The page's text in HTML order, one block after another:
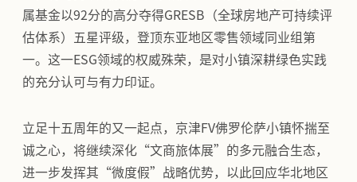
属基金以92分的高分夺得GRESB（全球房地产可持续评
估体系）五星评级，登顶东亚地区零售领域同业组第
一。这一ESG领域的权威殊荣，是对小镇深耕绿色实践
的充分认可与有力印证。
立足十五周年的又一起点，京津FV佛罗伦萨小镇怀揣至
诚之心，将继续深化“文商旅体展”的多元融合生态，
进一步发挥其“微度假”战略优势，以此回应华北地区